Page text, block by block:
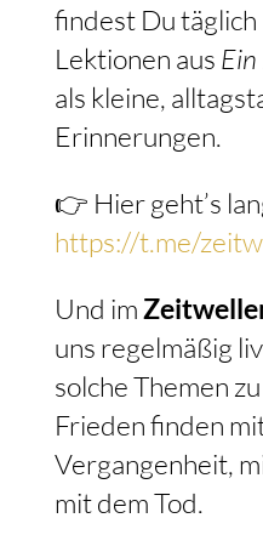
findest Du täglich
Lektionen aus
als kleine,
Erinnerungen.
👉 Hier geht’s
https://t.me/
Und im
uns regelmäßig
solche Themen
Frieden finden
Vergangenheit,
mit dem Tod.